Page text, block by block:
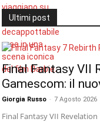
Ultimi post
Final Fantasy VII
Gamescom: il
Giorgia Russo - 7 Agosto 2026
Final Fantasy VII